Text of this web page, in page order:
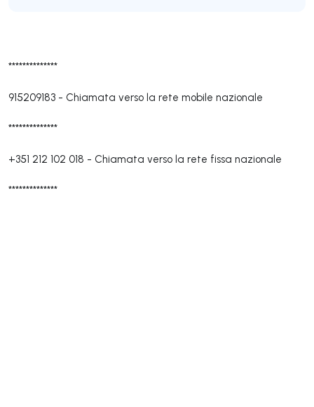
**************
915209183 - Chiamata verso la rete mobile nazionale
**************
+351 212 102 018 - Chiamata verso la rete fissa nazionale
**************